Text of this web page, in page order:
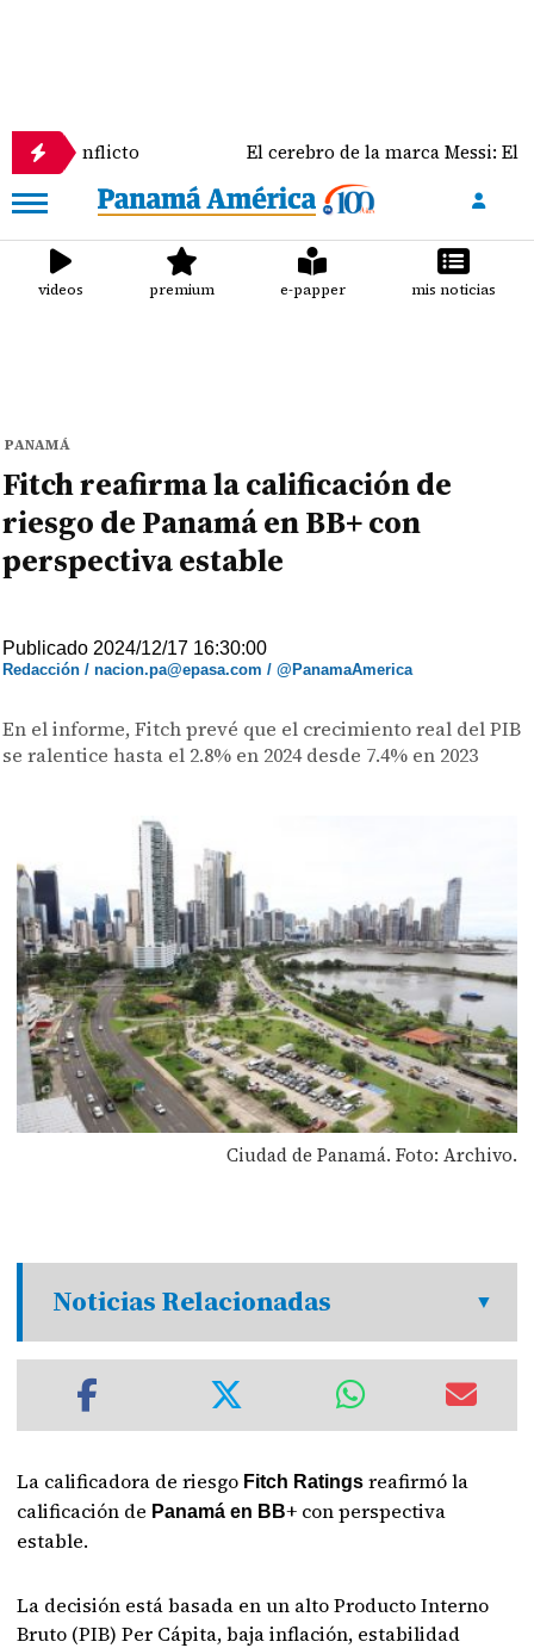
El cerebro de la marca Messi: El rol clave
videos premium e-papper mis noticias
PANAMÁ
Fitch reafirma la calificación de
riesgo de Panamá en BB+ con
perspectiva estable
Publicado 2024/12/17 16:30:00
Redacción / nacion.pa@epasa.com / @PanamaAmerica
En el informe, Fitch prevé que el crecimiento real del PIB
se ralentice hasta el 2.8% en 2024 desde 7.4% en 2023
Ciudad de Panamá. Foto: Archivo.
Noticias Relacionadas
La calificadora de riesgo Fitch Ratings reafirmó la
calificación de Panamá en BB+ con perspectiva
estable.
La decisión está basada en un alto Producto Interno
Bruto (PIB) Per Cápita, baja inflación, estabilidad